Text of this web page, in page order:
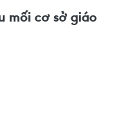
mối cơ sở giáo